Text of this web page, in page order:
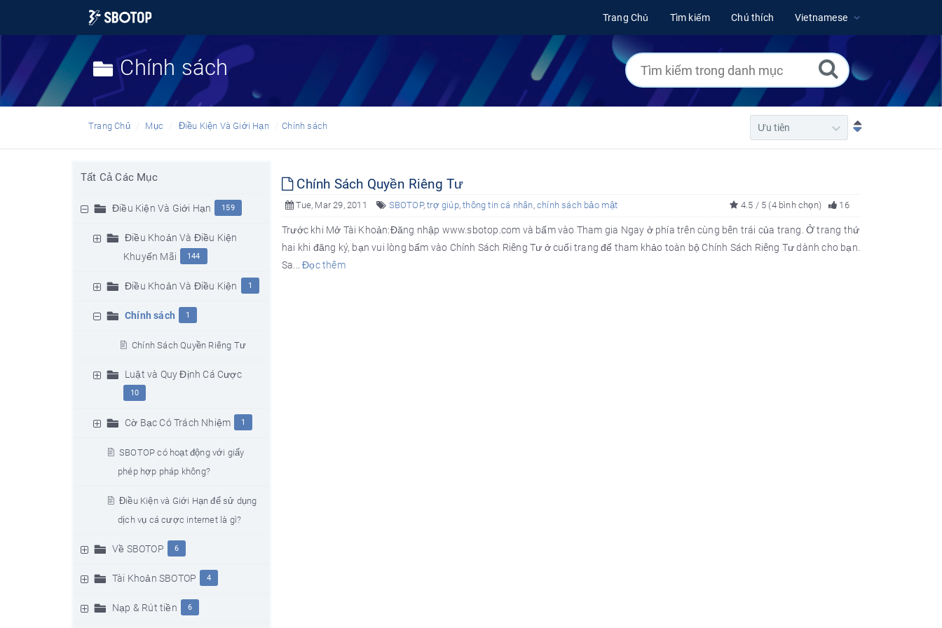
Trang Chủ Tìm kiếm Chú thích Vietnamese
Chính sách
Trang Chủ Mục Điều Kiện Và Giới Hạn Chính sách
Tất Cả Các Mục
Điều Kiện Và Giới Hạn 159
Điều Khoản Và Điều Kiện
Khuyến Mãi
144
Điều Khoản Và Điều Kiện 1
Chính sách 1
Chính Sách Quyền Riêng Tư
Luật và Quy Định Cá Cược
10
Cờ Bạc Có Trách Nhiệm 1
SBOTOP có hoạt động với giấy
phép hợp pháp không?
Điều Kiện và Giới Hạn để sử dụng
dịch vụ cá cược internet là gì?
Về SBOTOP 6
Tài Khoản SBOTOP 4
Nạp & Rút tiền 6
Chính Sách Quyền Riêng Tư
Tue, Mar 29, 2011 SBOTOP,trợ giúp,thông tin cá nhân,chính sách bảo mật 16
4.5 / 5 (4 bình chọn)
Trước khi Mở Tài Khoản:Đăng nhập www.sbotop.com và bấm vào Tham gia Ngay ở phía trên cùng bên trái của trang. Ở trang thứ
hai khi đăng ký, bạn vui lòng bấm vào Chính Sách Riêng Tư ở cuối trang để tham khảo toàn bộ Chính Sách Riêng Tư dành cho bạn.
Sa...Đọc thêm